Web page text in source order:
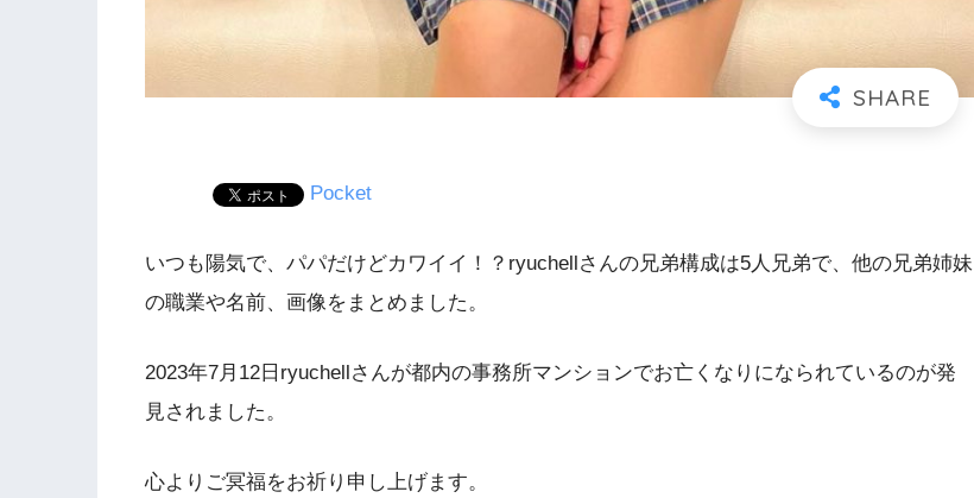
Pocket
いつも陽気で、パパだけどカワイイ！？ryuchellさんの兄弟構成は5人兄弟で、他の兄弟姉妹
の職業や名前、画像をまとめました。
2023年7月12日ryuchellさんが都内の事務所マンションでお亡くなりになられているのが発
見されました。
心よりご冥福をお祈り申し上げます。